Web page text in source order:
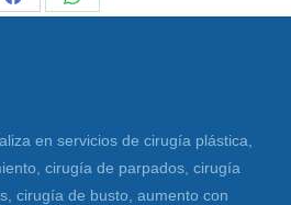
Share
Share
en servicios de cirugía plástica,
cirugía de parpados, cirugía
cirugía de busto, aumento con